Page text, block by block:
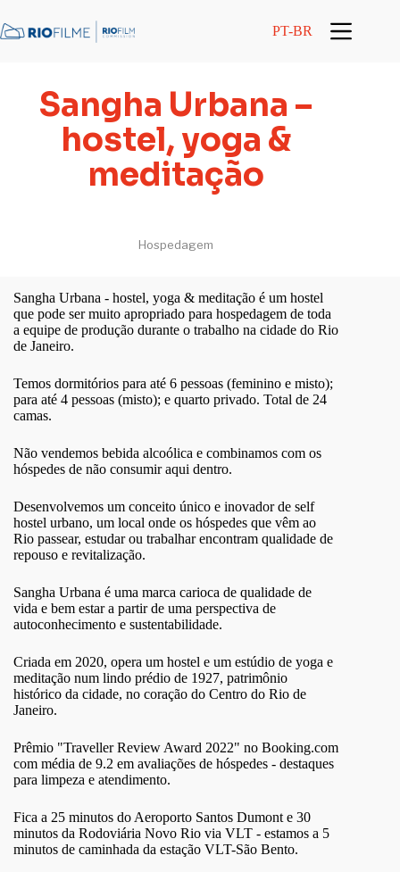
PT-BR
Sangha Urbana –
hostel, yoga &
meditação
Hospedagem
Sangha Urbana - hostel, yoga & meditação é um hostel
que pode ser muito apropriado para hospedagem de toda
a equipe de produção durante o trabalho na cidade do Rio
de Janeiro.
Temos dormitórios para até 6 pessoas (feminino e misto);
para até 4 pessoas (misto); e quarto privado. Total de 24
camas.
Não vendemos bebida alcoólica e combinamos com os
hóspedes de não consumir aqui dentro.
Desenvolvemos um conceito único e inovador de self
hostel urbano, um local onde os hóspedes que vêm ao
Rio passear, estudar ou trabalhar encontram qualidade de
repouso e revitalização.
Sangha Urbana é uma marca carioca de qualidade de
vida e bem estar a partir de uma perspectiva de
autoconhecimento e sustentabilidade.
Criada em 2020, opera um hostel e um estúdio de yoga e
meditação num lindo prédio de 1927, patrimônio
histórico da cidade, no coração do Centro do Rio de
Janeiro.
Prêmio "Traveller Review Award 2022" no Booking.com
com média de 9.2 em avaliações de hóspedes - destaques
para limpeza e atendimento.
Fica a 25 minutos do Aeroporto Santos Dumont e 30
minutos da Rodoviária Novo Rio via VLT - estamos a 5
minutos de caminhada da estação VLT-São Bento.